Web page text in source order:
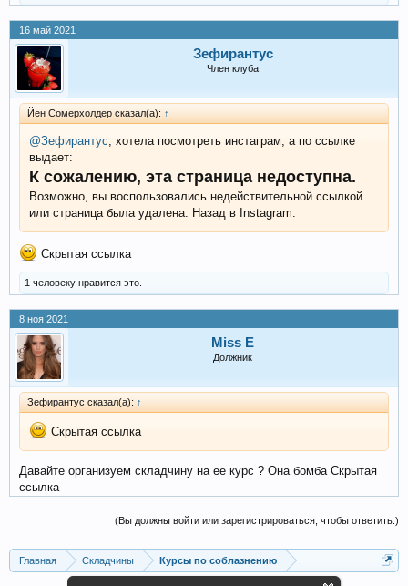
16 май 2021
Зефирантус
Член клуба
Йен Сомерхолдер сказал(а): ↑
@Зефирантус , хотела посмотреть инстаграм, а по ссылке
выдает:
К сожалению, эта страница недоступна.
Возможно, вы воспользовались недействительной ссылкой
или страница была удалена. Назад в Instagram.
Скрытая ссылка
1 человеку нравится это.
8 ноя 2021
Miss E
Должник
Зефирантус сказал(а): ↑
Скрытая ссылка
Давайте организуем складчину на ее курс ? Она бомба Скрытая
ссылка
(Вы должны войти или зарегистрироваться, чтобы ответить.)
Главная Складчины Курсы по соблазнению